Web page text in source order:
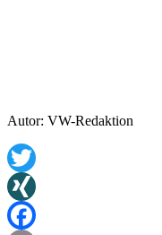
Autor: VW-Redaktion
Twitter
XING